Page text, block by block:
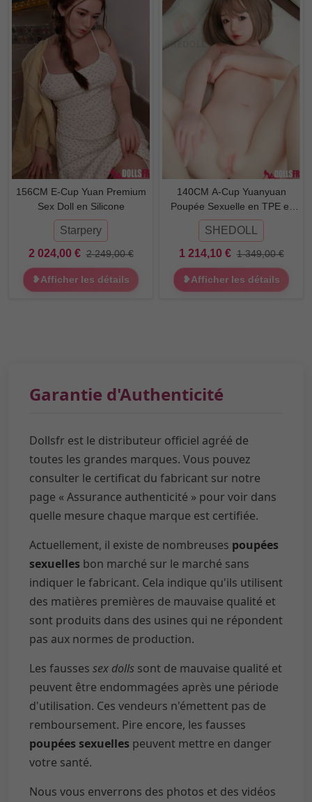
156CM E-Cup Yuan Premium
Sex Doll en Silicone
Starpery
2 024,00 € 2 249,00 €
❥Afficher les détails
140CM A-Cup Yuanyuan
Poupée Sexuelle en TPE et
Silicone
SHEDOLL
1 214,10 € 1 349,00 €
❥Afficher les détails
Garantie d'Authenticité
Dollsfr est le distributeur officiel agréé de
toutes les grandes marques. Vous pouvez
consulter le certificat du fabricant sur notre
page « Assurance authenticité » pour voir dans
quelle mesure chaque marque est certifiée.
Actuellement, il existe de nombreuses poupées
sexuelles bon marché sur le marché sans
indiquer le fabricant. Cela indique qu'ils utilisent
des matières premières de mauvaise qualité et
sont produits dans des usines qui ne répondent
pas aux normes de production.
Les fausses sex dolls sont de mauvaise qualité et
peuvent être endommagées après une période
d'utilisation. Ces vendeurs n'émettent pas de
remboursement. Pire encore, les fausses
poupées sexuelles peuvent mettre en danger
votre santé.
Nous vous enverrons des photos et des vidéos